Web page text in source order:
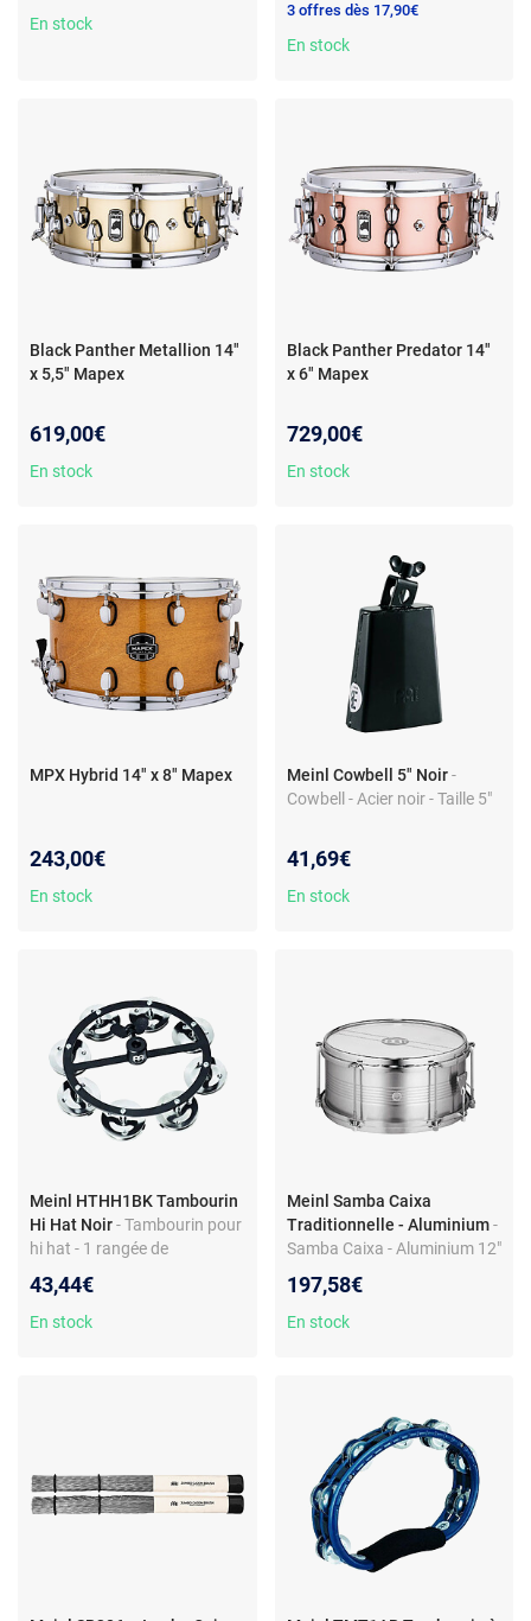
En stock
3 offres dès 17,90€
En stock
Black Panther Metallion 14"
x 5,5" Mapex
619,00€
En stock
Black Panther Predator 14"
x 6" Mapex
729,00€
En stock
MPX Hybrid 14" x 8" Mapex
243,00€
En stock
Meinl Cowbell 5" Noir -
Cowbell - Acier noir - Taille 5"
41,69€
En stock
Meinl HTHH1BK Tambourin
Hi Hat Noir- Tambourin pour
hi hat - 1 rangée de
43,44€
En stock
Meinl Samba Caixa
Traditionnelle - Aluminium -
Samba Caixa - Aluminium 12"
synthétique - Boulons fraisés
197,58€
En stock